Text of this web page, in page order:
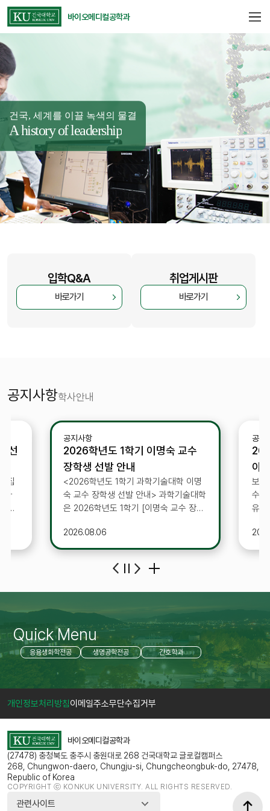
바이오메디컬공학과
건국, 세계를 이끌 녹색의 물결
A history of leadership
입학Q&A
바로가기
취업게시판
바로가기
공지사항학사안내
선
집
바
상
공지사항
2026학년도 1학기 이명숙 교수
장학생 선발 안내
<2026학년도 1학기 과학기술대학 이명
숙 교수 장학생 선발 안내> 과학기술대학
은 2026학년도 1학기 [이명숙 교수 장학
은 지원 부탁드립니다. 1. 목적: 생활고로
인해 아르바이트를 병행하면서 강의를 수
강하는 학생들을 위한 지원 2. 장학명: 이
명숙 교수 장학금 3. 선발인원: 과학기술
바이트 재직 여부 -증빙제출서류: 아
르바이트 재직증명서, 아르바이트 경력증
명서, 아르바이트 확인서 등
아르바이트 기간(근무시간포함)
경력을 확인할 수 있는 모든 증명
2026.08.06
공지
아
보건
수한
유한
전」을
업에
(팀당 1~2인
을
법:
한
Quick Menu
응용생화학전공 생명공학전공 간호학과
개인정보처리방침이메일주소무단수집거부
바이오메디컬공학과
(27478) 충청북도 충주시 충원대로 268 건국대학교 글로컬캠퍼스
268, Chungwon-daero, Chungju-si, Chungcheongbuk-do, 27478,
Republic of Korea
COPYRIGHT ⓒ KONKUK UNIVERSITY. ALL RIGHTS RESERVED.
관련사이트
학교법인